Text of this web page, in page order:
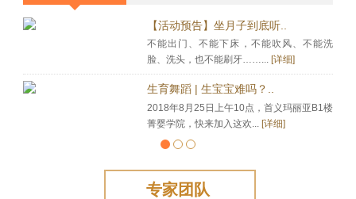
【活动预告】坐月子到底听..
不能出门、不能下床，不能吹风、不能洗
脸、洗头，也不能刷牙……... [详细]
生育舞蹈 | 生宝宝难吗？..
2018年8月25日上午10点，首义玛丽亚B1楼
菁婴学院，快来加入这欢...
[详细]
专家团队